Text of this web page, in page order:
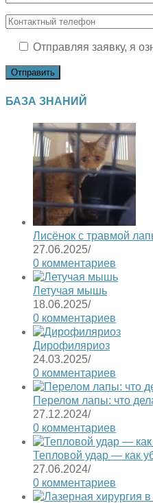
Отправляя заявку, я
БАЗА ЗНАНИЙ
Лисёнок с травмой
27.06.2025/
0 комментариев
Летучая мышь
18.06.2025/
0 комментариев
Дирофиляриоз
24.03.2025/
0 комментариев
Перелом лапы: что
27.12.2024/
0 комментариев
Тепловой удар — как
27.06.2024/
0 комментариев